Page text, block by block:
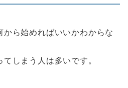
から始めればいいかわからな
しまう人は多いです。